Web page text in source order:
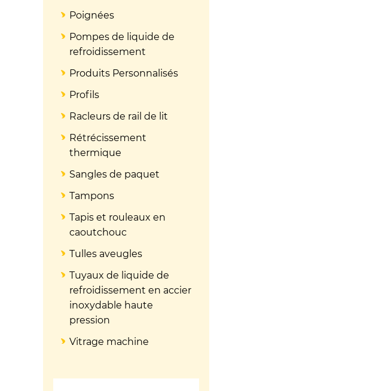
Poignées
Pompes de liquide de
refroidissement
Produits Personnalisés
Profils
Racleurs de rail de lit
Rétrécissement
thermique
Sangles de paquet
Tampons
Tapis et rouleaux en
caoutchouc
Tulles aveugles
Tuyaux de liquide de
refroidissement en accier
inoxydable haute
pression
Vitrage machine